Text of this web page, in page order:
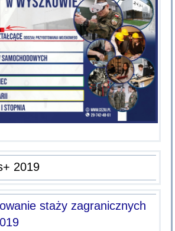
2019
staży zagranicznych